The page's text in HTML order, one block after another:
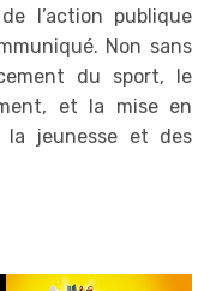
l’action publique
Non sans
du sport, le
et la mise en
la jeunesse et des